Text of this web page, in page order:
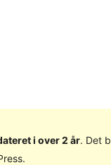
i over 2 år. Det